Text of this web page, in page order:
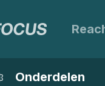
Onderdelen